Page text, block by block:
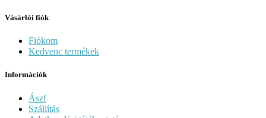
Vásárlói fiók
Fiókom
Kedvenc termékek
Információk
Ászf
Szállítás